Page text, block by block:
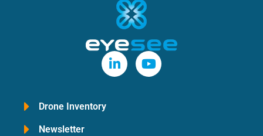
Drone Inventory
Newsletter